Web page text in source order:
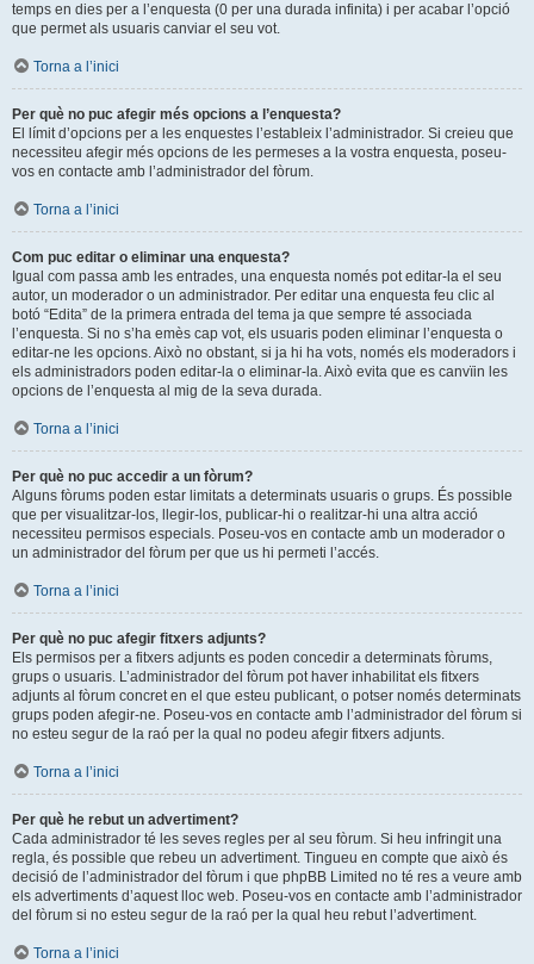
temps en dies per a l’enquesta (0 per una durada infinita) i per acabar l’opció
que permet als usuaris canviar el seu vot.
Torna a l’inici
Per què no puc afegir més opcions a l’enquesta?
El límit d’opcions per a les enquestes l’estableix l’administrador. Si creieu que
necessiteu afegir més opcions de les permeses a la vostra enquesta, poseu-
vos en contacte amb l’administrador del fòrum.
Torna a l’inici
Com puc editar o eliminar una enquesta?
Igual com passa amb les entrades, una enquesta només pot editar-la el seu
autor, un moderador o un administrador. Per editar una enquesta feu clic al
botó “Edita” de la primera entrada del tema ja que sempre té associada
l’enquesta. Si no s’ha emès cap vot, els usuaris poden eliminar l’enquesta o
editar-ne les opcions. Això no obstant, si ja hi ha vots, només els moderadors i
els administradors poden editar-la o eliminar-la. Això evita que es canvïin les
opcions de l’enquesta al mig de la seva durada.
Torna a l’inici
Per què no puc accedir a un fòrum?
Alguns fòrums poden estar limitats a determinats usuaris o grups. És possible
que per visualitzar-los, llegir-los, publicar-hi o realitzar-hi una altra acció
necessiteu permisos especials. Poseu-vos en contacte amb un moderador o
un administrador del fòrum per que us hi permeti l’accés.
Torna a l’inici
Per què no puc afegir fitxers adjunts?
Els permisos per a fitxers adjunts es poden concedir a determinats fòrums,
grups o usuaris. L’administrador del fòrum pot haver inhabilitat els fitxers
adjunts al fòrum concret en el que esteu publicant, o potser només determinats
grups poden afegir-ne. Poseu-vos en contacte amb l’administrador del fòrum si
no esteu segur de la raó per la qual no podeu afegir fitxers adjunts.
Torna a l’inici
Per què he rebut un advertiment?
Cada administrador té les seves regles per al seu fòrum. Si heu infringit una
regla, és possible que rebeu un advertiment. Tingueu en compte que això és
decisió de l’administrador del fòrum i que phpBB Limited no té res a veure amb
els advertiments d’aquest lloc web. Poseu-vos en contacte amb l’administrador
del fòrum si no esteu segur de la raó per la qual heu rebut l’advertiment.
Torna a l’inici